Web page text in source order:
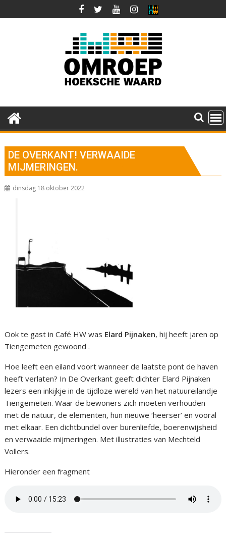
naar
DE OVERKANT! VERWAAIDE
MIJMERINGEN.
dinsdag 18 oktober 2022
Ook te gast in Café HW was Elard Pijnaken, hij heeft jaren op
Tiengemeten gewoond .
Hoe leeft een eiland voort wanneer de laatste pont de haven
heeft verlaten? In De Overkant geeft dichter Elard Pijnaken
lezers een inkijkje in de tijdloze wereld van het natuureilandje
Tiengemeten. Waar de bewoners zich moeten verhouden
met de natuur, de elementen, hun nieuwe ‘heerser’ en vooral
met elkaar. Een dichtbundel over burenliefde, boerenwijsheid
en verwaaide mijmeringen. Met illustraties van Mechteld
Vollers.
Hieronder een fragment